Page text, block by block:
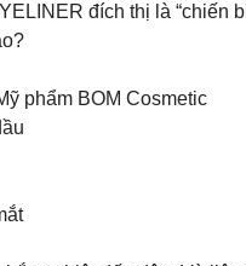
đích thị là “chiến
phẩm BOM Cosmetic